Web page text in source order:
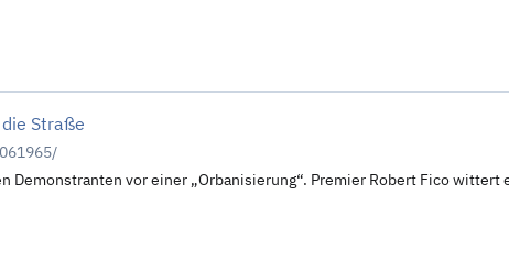
Straße
Demonstranten vor einer „Orbanisierung“. Premier Robert Fico wittert